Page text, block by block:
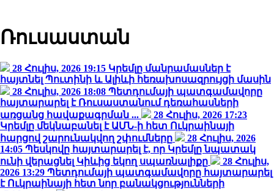
Ռուսաստան
28 Հուլիս, 2026 19:15 Կրեմլը մանրամասներ է
հայտնել Պուտինի և Ալիևի հեռախոսազրույցի մասին
28 Հուլիս, 2026 18:08 Պետդումայի պատգամավորը
հայտարարել է Ռուսաստանում դեռահասների
առցանց հավաքագրման ...
28 Հուլիս, 2026 17:23
Կրեմլը մեկնաբանել է ԱՄՆ-ի հետ Ուկրաինայի
հարցով շարունակվող շփումները
28 Հուլիս, 2026
14:05 Պեսկովը հայտարարել է, որ Կրեմլը նպատակ
ունի վերացնել Կիևից եկող սպառնալիքը
28 Հուլիս,
2026 13:29 Պետդումայի պատգամավորը հայտարարել
է Ուկրաինայի հետ նոր բանակցությունների